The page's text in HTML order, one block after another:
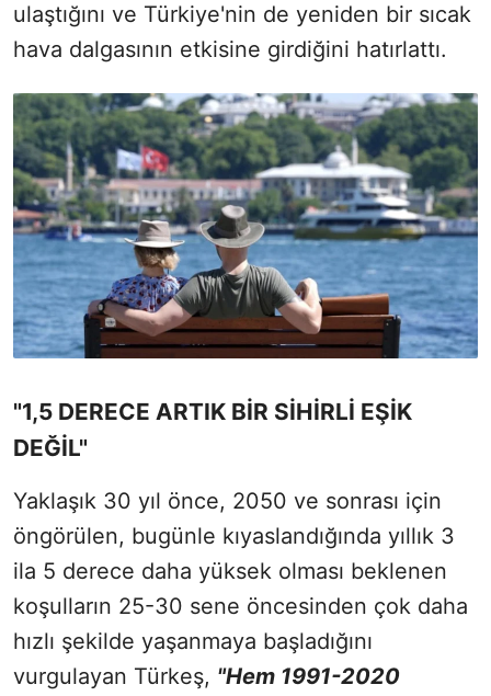
ulaştığını ve Türkiye'nin de yeniden bir sıcak
hava dalgasının etkisine girdiğini hatırlattı.
"1,5 DERECE ARTIK BİR SİHİRLİ EŞİK
DEĞİL"
Yaklaşık 30 yıl önce, 2050 ve sonrası için
öngörülen, bugünle kıyaslandığında yıllık 3
ila 5 derece daha yüksek olması beklenen
koşulların 25-30 sene öncesinden çok daha
hızlı şekilde yaşanmaya başladığını
vurgulayan Türkeş, "Hem 1991-2020